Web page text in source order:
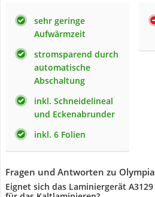
sehr geringe
Aufwärmzeit
stromsparend durch
automatische
Abschaltung
inkl. Schneidelineal
und Eckenabrunder
inkl. 6 Folien
Fragen und Antworten zu
Eignet sich das Laminiergerät